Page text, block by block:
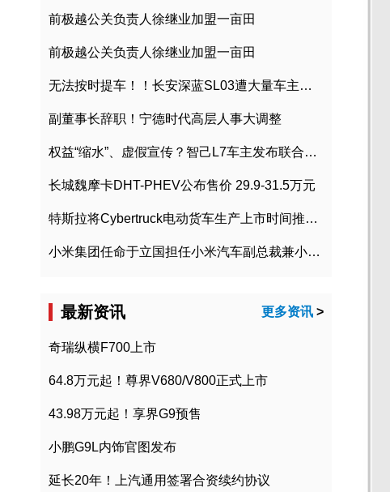
前极越公关负责人徐继业加盟一亩田
前极越公关负责人徐继业加盟一亩田
无法按时提车！！长安深蓝SL03遭大量车主投诉
副董事长辞职！宁德时代高层人事大调整
权益“缩水”、虚假宣传？智己L7车主发布联合维权声明
长城魏摩卡DHT-PHEV公布售价 29.9-31.5万元
特斯拉将Cybertruck电动货车生产上市时间推迟到2023年初
小米集团任命于立国担任小米汽车副总裁兼小米汽车北京总部政委
最新资讯 更多资讯 >
奇瑞纵横F700上市
64.8万元起！尊界V680/V800正式上市
43.98万元起！享界G9预售
小鹏G9L内饰官图发布
延长20年！上汽通用签署合资续约协议